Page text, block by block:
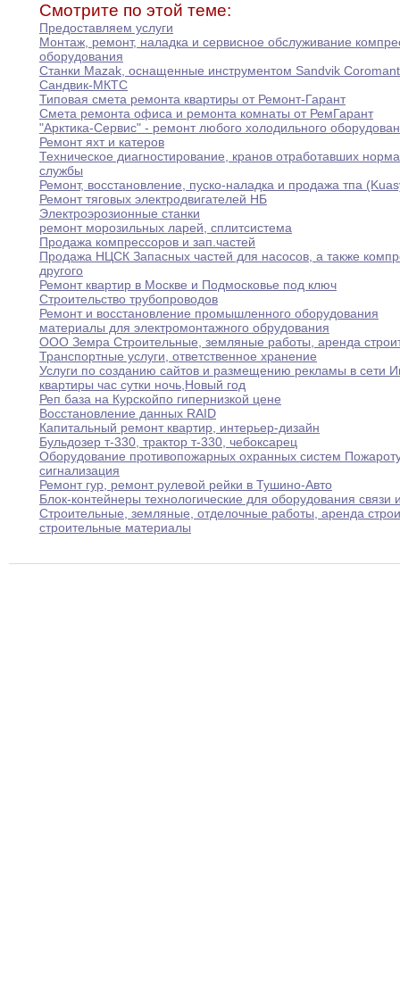
Смотрите по этой теме:
Предоставляем услуги
Монтаж, ремонт, наладка и сервисное обслуживание
оборудования
Станки Mazak, оснащенные инструментом Sandvik Coromant
Сандвик-МКТС
Типовая смета ремонта квартиры от Ремонт-Гарант
Смета ремонта офиса и ремонта комнаты от РемГарант
"Арктика-Сервис" - ремонт любого холодильного
Ремонт яхт и катеров
Техническое диагностирование, кранов отработавших
службы
Ремонт, восстановление, пуско-наладка и продажа тпа
Ремонт тяговых электродвигателей НБ
Электроэрозионные станки
ремонт морозильных ларей, сплитсистема
Продажа компрессоров и зап.частей
Продажа НЦСК Запасных частей для насосов, а также
другого
Ремонт квартир в Москве и Подмосковье под ключ
Строительство трубопроводов
Ремонт и восстановление промышленного оборудования
материалы для электромонтажного обрудования
ООО Земра Строительные, земляные работы, аренда
Транспортные услуги, ответственное хранение
Услуги по созданию сайтов и размещению рекламы в сети
квартиры час сутки ночь,Новый год
Реп база на Курскойпо гипернизкой цене
Восстановление данных RAID
Капитальный ремонт квартир, интерьер-дизайн
Бульдозер т-330, трактор т-330, чебоксарец
Оборудование противопожарных охранных систем
сигнализация
Ремонт гур, ремонт рулевой рейки в Тушино-Авто
Блок-контейнеры технологические для оборудования связи
Строительные, земляные, отделочные работы, аренда
строительные материалы